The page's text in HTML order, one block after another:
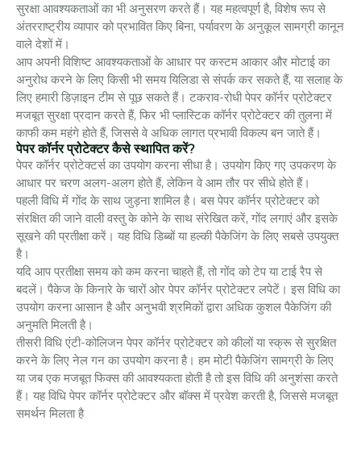
सुरक्षा आवश्यकताओं का भी अनुसरण करते हैं। यह महत्वपूर्ण है, विशेष रूप से
अंतरराष्ट्रीय व्यापार को प्रभावित किए बिना, पर्यावरण के अनुकूल सामग्री कानून
वाले देशों में।
आप अपनी विशिष्ट आवश्यकताओं के आधार पर कस्टम आकार और मोटाई का
अनुरोध करने के लिए किसी भी समय यिलिडा से संपर्क कर सकते हैं, या सलाह के
लिए हमारी डिज़ाइन टीम से पूछ सकते हैं। टकराव-रोधी पेपर कॉर्नर प्रोटेक्टर
मजबूत सुरक्षा प्रदान करते हैं, फिर भी प्लास्टिक कॉर्नर प्रोटेक्टर की तुलना में
काफी कम महंगे होते हैं, जिससे वे अधिक लागत प्रभावी विकल्प बन जाते हैं।
पेपर कॉर्नर प्रोटेक्टर कैसे स्थापित करें?
पेपर कॉर्नर प्रोटेक्टर्स का उपयोग करना सीधा है। उपयोग किए गए उपकरण के
आधार पर चरण अलग-अलग होते हैं, लेकिन वे आम तौर पर सीधे होते हैं।
पहली विधि में गोंद के साथ जुड़ना शामिल है। बस पेपर कॉर्नर प्रोटेक्टर को
संरक्षित की जाने वाली वस्तु के कोने के साथ संरेखित करें, गोंद लगाएं और इसके
सूखने की प्रतीक्षा करें। यह विधि डिब्बों या हल्की पैकेजिंग के लिए सबसे उपयुक्त
है।
यदि आप प्रतीक्षा समय को कम करना चाहते हैं, तो गोंद को टेप या टाई रैप से
बदलें। पैकेज के किनारे के चारों ओर पेपर कॉर्नर प्रोटेक्टर लपेटें। इस विधि का
उपयोग करना आसान है और अनुभवी श्रमिकों द्वारा अधिक कुशल पैकेजिंग की
अनुमति मिलती है।
तीसरी विधि एंटी-कोलिजन पेपर कॉर्नर प्रोटेक्टर को कीलों या स्क्रू से सुरक्षित
करने के लिए नेल गन का उपयोग करना है। हम मोटी पैकेजिंग सामग्री के लिए
या जब एक मजबूत फिक्स की आवश्यकता होती है तो इस विधि की अनुशंसा करते
हैं। यह विधि पेपर कॉर्नर प्रोटेक्टर और बॉक्स में प्रवेश करती है, जिससे मजबूत
समर्थन मिलता है